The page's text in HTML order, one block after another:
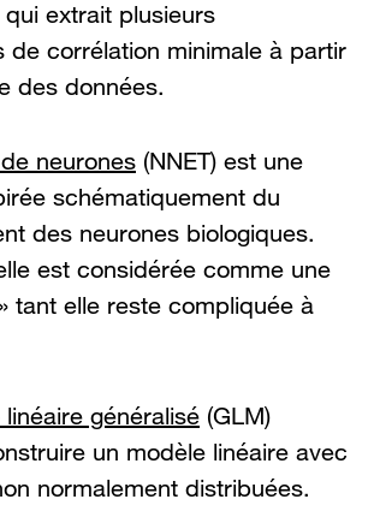
extrait plusieurs
de corrélation minimale à partir
des données.
neurones (NNET) est une
schématiquement du
des neurones biologiques.
est considérée comme une
tant elle reste compliquée à
généralisé (GLM)
un modèle linéaire avec
normalement distribuées.